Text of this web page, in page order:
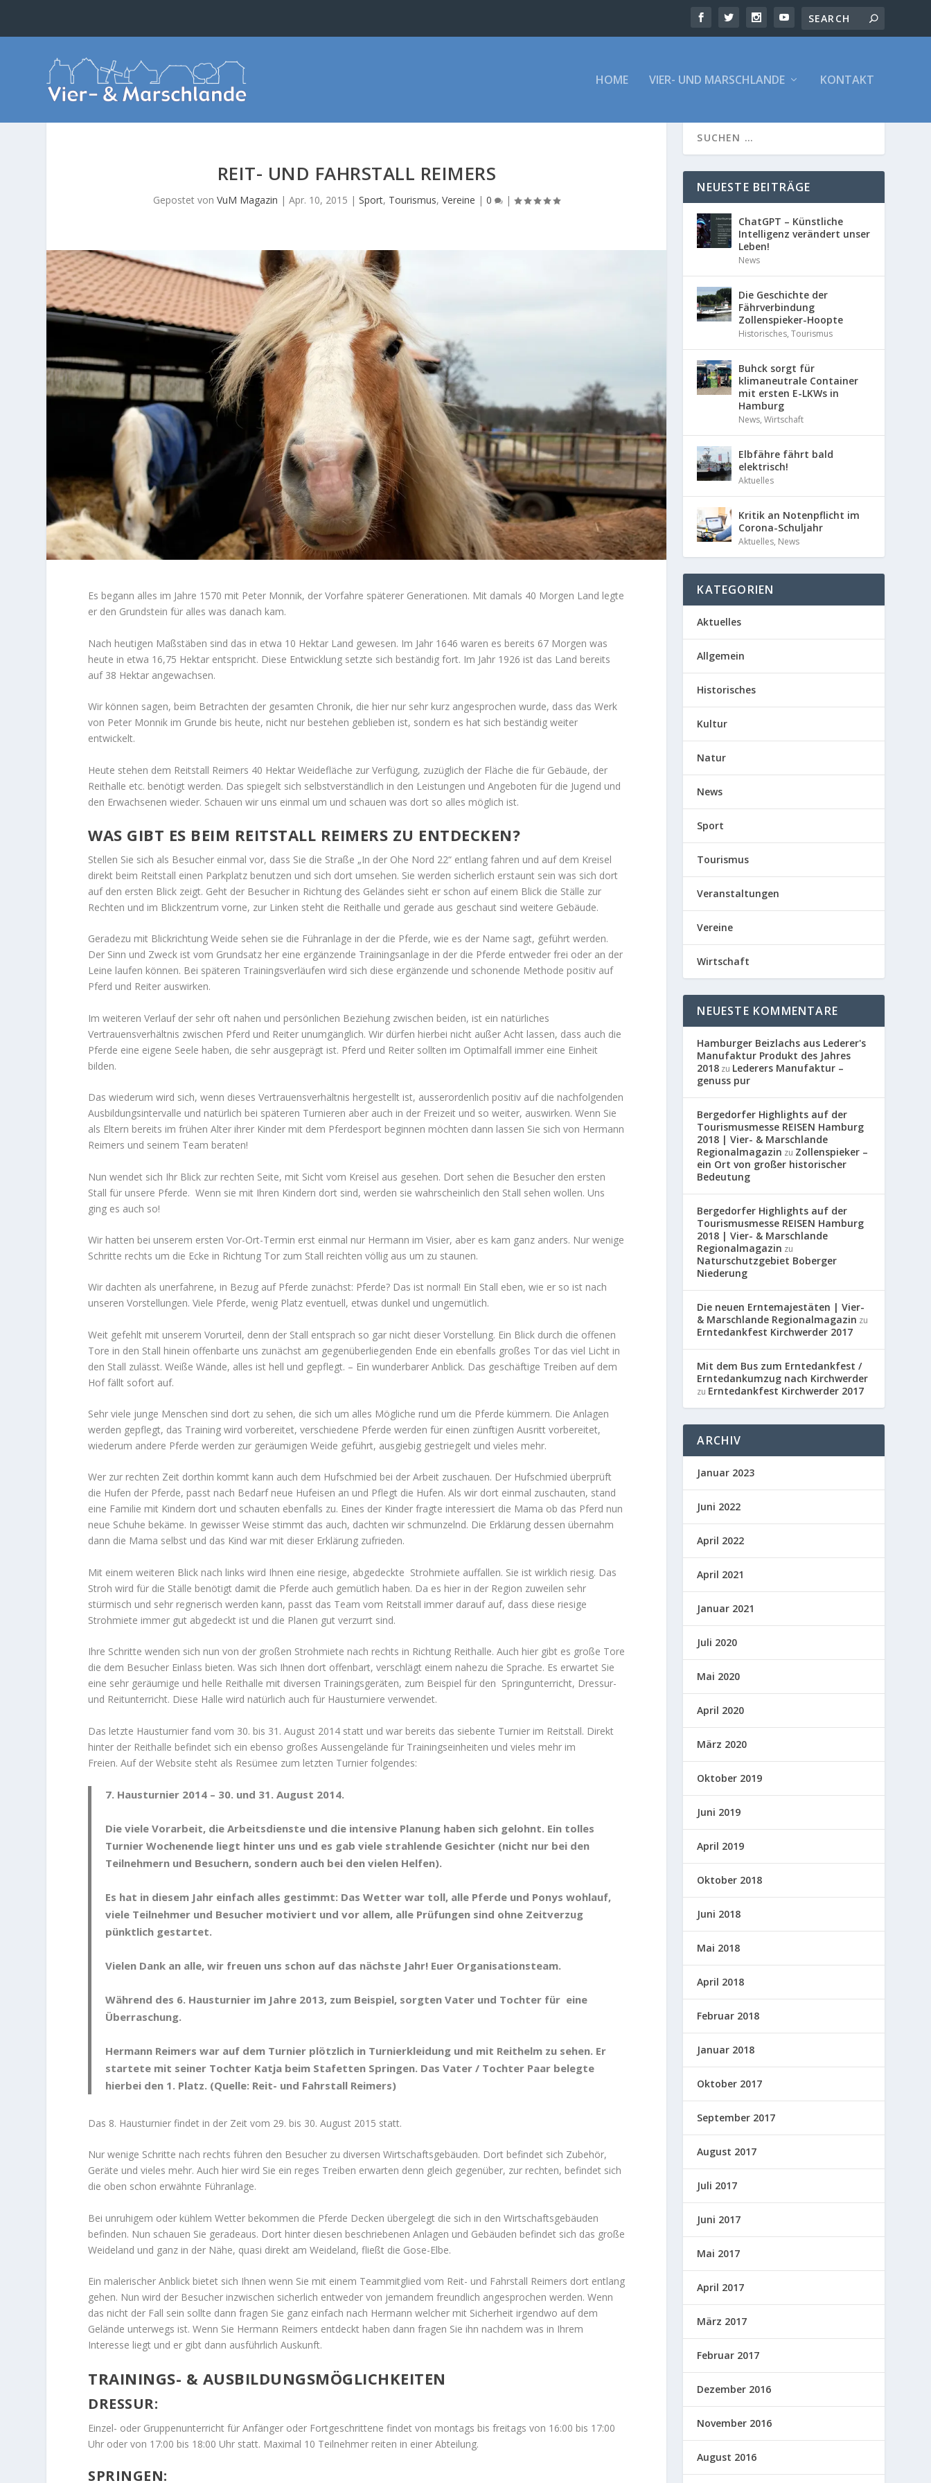
HOME VIER- UND MARSCHLANDE KONTAKT
REIT- UND FAHRSTALL REIMERS
Gepostet vonVuM Magazin |Apr. 10, 2015 |Sport, Tourismus,Vereine |0 |
Es begann alles im Jahre 1570 mit Peter Monnik, der Vorfahre späterer Generationen. Mit damals 40 Morgen Land legte
er den Grundstein für alles was danach kam.
Nach heutigen Maßstäben sind das in etwa 10 Hektar Land gewesen. Im Jahr 1646 waren es bereits 67 Morgen was
heute in etwa 16,75 Hektar entspricht. Diese Entwicklung setzte sich beständig fort. Im Jahr 1926 ist das Land bereits
auf 38 Hektar angewachsen.
Wir können sagen, beim Betrachten der gesamten Chronik, die hier nur sehr kurz angesprochen wurde, dass das Werk
von Peter Monnik im Grunde bis heute, nicht nur bestehen geblieben ist, sondern es hat sich beständig weiter
entwickelt.
Heute stehen dem Reitstall Reimers 40 Hektar Weidefläche zur Verfügung, zuzüglich der Fläche die für Gebäude, der
Reithalle etc. benötigt werden. Das spiegelt sich selbstverständlich in den Leistungen und Angeboten für die Jugend und
den Erwachsenen wieder. Schauen wir uns einmal um und schauen was dort so alles möglich ist.
WAS GIBT ES BEIM REITSTALL REIMERS ZU ENTDECKEN?
Stellen Sie sich als Besucher einmal vor, dass Sie die Straße „In der Ohe Nord 22“ entlang fahren und auf dem Kreisel
direkt beim Reitstall einen Parkplatz benutzen und sich dort umsehen. Sie werden sicherlich erstaunt sein was sich dort
auf den ersten Blick zeigt. Geht der Besucher in Richtung des Geländes sieht er schon auf einem Blick die Ställe zur
Rechten und im Blickzentrum vorne, zur Linken steht die Reithalle und gerade aus geschaut sind weitere Gebäude.
Geradezu mit Blickrichtung Weide sehen sie die Führanlage in der die Pferde, wie es der Name sagt, geführt werden.
Der Sinn und Zweck ist vom Grundsatz her eine ergänzende Trainingsanlage in der die Pferde entweder frei oder an der
Leine laufen können. Bei späteren Trainingsverläufen wird sich diese ergänzende und schonende Methode positiv auf
Pferd und Reiter auswirken.
Im weiteren Verlauf der sehr oft nahen und persönlichen Beziehung zwischen beiden, ist ein natürliches
Vertrauensverhältnis zwischen Pferd und Reiter unumgänglich. Wir dürfen hierbei nicht außer Acht lassen, dass auch die
Pferde eine eigene Seele haben, die sehr ausgeprägt ist. Pferd und Reiter sollten im Optimalfall immer eine Einheit
bilden.
Das wiederum wird sich, wenn dieses Vertrauensverhältnis hergestellt ist, ausserordenlich positiv auf die nachfolgenden
Ausbildungsintervalle und natürlich bei späteren Turnieren aber auch in der Freizeit und so weiter, auswirken. Wenn Sie
als Eltern bereits im frühen Alter ihrer Kinder mit dem Pferdesport beginnen möchten dann lassen Sie sich von Hermann
Reimers und seinem Team beraten!
Nun wendet sich Ihr Blick zur rechten Seite, mit Sicht vom Kreisel aus gesehen. Dort sehen die Besucher den ersten
Stall für unsere Pferde. Wenn sie mit Ihren Kindern dort sind, werden sie wahrscheinlich den Stall sehen wollen. Uns
ging es auch so!
Wir hatten bei unserem ersten Vor-Ort-Termin erst einmal nur Hermann im Visier, aber es kam ganz anders. Nur wenige
Schritte rechts um die Ecke in Richtung Tor zum Stall reichten völlig aus um zu staunen.
Wir dachten als unerfahrene, in Bezug auf Pferde zunächst: Pferde? Das ist normal! Ein Stall eben, wie er so ist nach
unseren Vorstellungen. Viele Pferde, wenig Platz eventuell, etwas dunkel und ungemütlich.
Weit gefehlt mit unserem Vorurteil, denn der Stall entsprach so gar nicht dieser Vorstellung. Ein Blick durch die offenen
Tore in den Stall hinein offenbarte uns zunächst am gegenüberliegenden Ende ein ebenfalls großes Tor das viel Licht in
den Stall zulässt. Weiße Wände, alles ist hell und gepflegt. – Ein wunderbarer Anblick. Das geschäftige Treiben auf dem
Hof fällt sofort auf.
Sehr viele junge Menschen sind dort zu sehen, die sich um alles Mögliche rund um die Pferde kümmern. Die Anlagen
werden gepflegt, das Training wird vorbereitet, verschiedene Pferde werden für einen zünftigen Ausritt vorbereitet,
wiederum andere Pferde werden zur geräumigen Weide geführt, ausgiebig gestriegelt und vieles mehr.
Wer zur rechten Zeit dorthin kommt kann auch dem Hufschmied bei der Arbeit zuschauen. Der Hufschmied überprüft
die Hufen der Pferde, passt nach Bedarf neue Hufeisen an und Pflegt die Hufen. Als wir dort einmal zuschauten, stand
eine Familie mit Kindern dort und schauten ebenfalls zu. Eines der Kinder fragte interessiert die Mama ob das Pferd nun
neue Schuhe bekäme. In gewisser Weise stimmt das auch, dachten wir schmunzelnd. Die Erklärung dessen übernahm
dann die Mama selbst und das Kind war mit dieser Erklärung zufrieden.
Mit einem weiteren Blick nach links wird Ihnen eine riesige, abgedeckte Strohmiete auffallen. Sie ist wirklich riesig. Das
Stroh wird für die Ställe benötigt damit die Pferde auch gemütlich haben. Da es hier in der Region zuweilen sehr
stürmisch und sehr regnerisch werden kann, passt das Team vom Reitstall immer darauf auf, dass diese riesige
Strohmiete immer gut abgedeckt ist und die Planen gut verzurrt sind.
Ihre Schritte wenden sich nun von der großen Strohmiete nach rechts in Richtung Reithalle. Auch hier gibt es große Tore
die dem Besucher Einlass bieten. Was sich Ihnen dort offenbart, verschlägt einem nahezu die Sprache. Es erwartet Sie
eine sehr geräumige und helle Reithalle mit diversen Trainingsgeräten, zum Beispiel für den Springunterricht, Dressur-
und Reitunterricht. Diese Halle wird natürlich auch für Hausturniere verwendet.
Das letzte Hausturnier fand vom 30. bis 31. August 2014 statt und war bereits das siebente Turnier im Reitstall. Direkt
hinter der Reithalle befindet sich ein ebenso großes Aussengelände für Trainingseinheiten und vieles mehr im
Freien. Auf der Website steht als Resümee zum letzten Turnier folgendes:
7. Hausturnier 2014 – 30. und 31. August 2014.
Die viele Vorarbeit, die Arbeitsdienste und die intensive Planung haben sich gelohnt. Ein tolles
Turnier Wochenende liegt hinter uns und es gab viele strahlende Gesichter (nicht nur bei den
Teilnehmern und Besuchern, sondern auch bei den vielen Helfen).
Es hat in diesem Jahr einfach alles gestimmt: Das Wetter war toll, alle Pferde und Ponys wohlauf,
viele Teilnehmer und Besucher motiviert und vor allem, alle Prüfungen sind ohne Zeitverzug
pünktlich gestartet.
Vielen Dank an alle, wir freuen uns schon auf das nächste Jahr! Euer Organisationsteam.
Während des 6. Hausturnier im Jahre 2013, zum Beispiel, sorgten Vater und Tochter für eine
Überraschung.
Hermann Reimers war auf dem Turnier plötzlich in Turnierkleidung und mit Reithelm zu sehen. Er
startete mit seiner Tochter Katja beim Stafetten Springen. Das Vater / Tochter Paar belegte
hierbei den 1. Platz. (Quelle: Reit- und Fahrstall Reimers)
Das 8. Hausturnier findet in der Zeit vom 29. bis 30. August 2015 statt.
Nur wenige Schritte nach rechts führen den Besucher zu diversen Wirtschaftsgebäuden. Dort befindet sich Zubehör,
Geräte und vieles mehr. Auch hier wird Sie ein reges Treiben erwarten denn gleich gegenüber, zur rechten, befindet sich
die oben schon erwähnte Führanlage.
Bei unruhigem oder kühlem Wetter bekommen die Pferde Decken übergelegt die sich in den Wirtschaftsgebäuden
befinden. Nun schauen Sie geradeaus. Dort hinter diesen beschriebenen Anlagen und Gebäuden befindet sich das große
Weideland und ganz in der Nähe, quasi direkt am Weideland, fließt die Gose-Elbe.
Ein malerischer Anblick bietet sich Ihnen wenn Sie mit einem Teammitglied vom Reit- und Fahrstall Reimers dort entlang
gehen. Nun wird der Besucher inzwischen sicherlich entweder von jemandem freundlich angesprochen werden. Wenn
das nicht der Fall sein sollte dann fragen Sie ganz einfach nach Hermann welcher mit Sicherheit irgendwo auf dem
Gelände unterwegs ist. Wenn Sie Hermann Reimers entdeckt haben dann fragen Sie ihn nachdem was in Ihrem
Interesse liegt und er gibt dann ausführlich Auskunft.
TRAININGS- & AUSBILDUNGSMÖGLICHKEITEN
DRESSUR:
Einzel- oder Gruppenunterricht für Anfänger oder Fortgeschrittene findet von montags bis freitags von 16:00 bis 17:00
Uhr oder von 17:00 bis 18:00 Uhr statt. Maximal 10 Teilnehmer reiten in einer Abteilung.
SPRINGEN:
NEUESTE BEITRÄGE
ChatGPT – Künstliche
Intelligenz verändert unser
Leben!
News
Die Geschichte der
Fährverbindung
Zollenspieker-Hoopte
Historisches,Tourismus
Buhck sorgt für
klimaneutrale Container
mit ersten E-LKWs in
Hamburg
News,Wirtschaft
Elbfähre fährt bald
elektrisch!
Aktuelles
Kritik an Notenpflicht im
Corona-Schuljahr
Aktuelles, News
KATEGORIEN
Aktuelles
Allgemein
Historisches
Kultur
Natur
News
Sport
Tourismus
Veranstaltungen
Vereine
Wirtschaft
NEUESTE KOMMENTARE
Hamburger Beizlachs aus Lederer's
Manufaktur Produkt des Jahres
2018 zu Lederers Manufaktur –
genuss pur
Bergedorfer Highlights auf der
Tourismusmesse REISEN Hamburg
2018 | Vier- & Marschlande
Regionalmagazin zu Zollenspieker –
ein Ort von großer historischer
Bedeutung
Bergedorfer Highlights auf der
Tourismusmesse REISEN Hamburg
2018 | Vier- & Marschlande
Regionalmagazin zu
Naturschutzgebiet Boberger
Niederung
Die neuen Erntemajestäten | Vier-
& Marschlande Regionalmagazin zu
Erntedankfest Kirchwerder 2017
Mit dem Bus zum Erntedankfest /
Erntedankumzug nach Kirchwerder
zu Erntedankfest Kirchwerder 2017
ARCHIV
Januar 2023
Juni 2022
April 2022
April 2021
Januar 2021
Juli 2020
Mai 2020
April 2020
März 2020
Oktober 2019
Juni 2019
April 2019
Oktober 2018
Juni 2018
Mai 2018
April 2018
Februar 2018
Januar 2018
Oktober 2017
September 2017
August 2017
Juli 2017
Juni 2017
Mai 2017
April 2017
März 2017
Februar 2017
Dezember 2016
November 2016
August 2016